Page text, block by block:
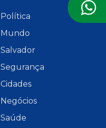
Política
Mundo
Salvador
Segurança
Cidades
Negócios
Saúde